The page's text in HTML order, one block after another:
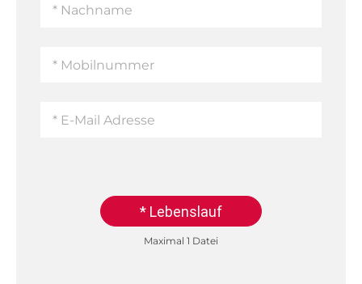
* Lebenslauf
Maximal 1 Datei